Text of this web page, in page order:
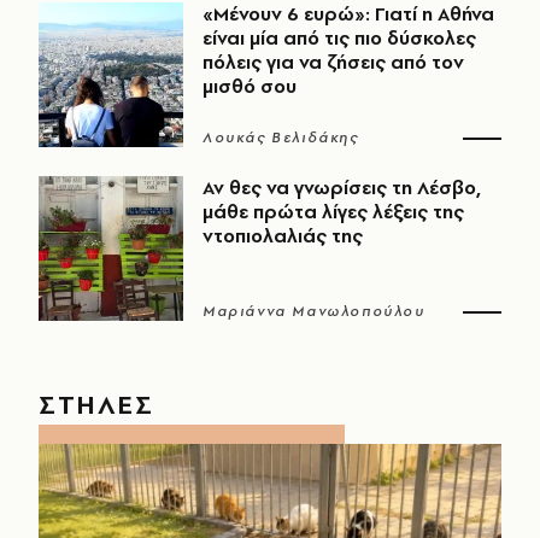
«Μένουν 6 ευρώ»: Γιατί η Αθήνα
είναι μία από τις πιο δύσκολες
πόλεις για να ζήσεις από τον
μισθό σου
Λουκάς Βελιδάκης
Αν θες να γνωρίσεις τη Λέσβο,
μάθε πρώτα λίγες λέξεις της
ντοπιολαλιάς της
Μαριάννα Μανωλοπούλου
ΣΤΗΛΕΣ